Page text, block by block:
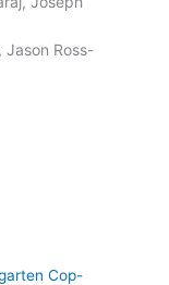
Jason Ross-